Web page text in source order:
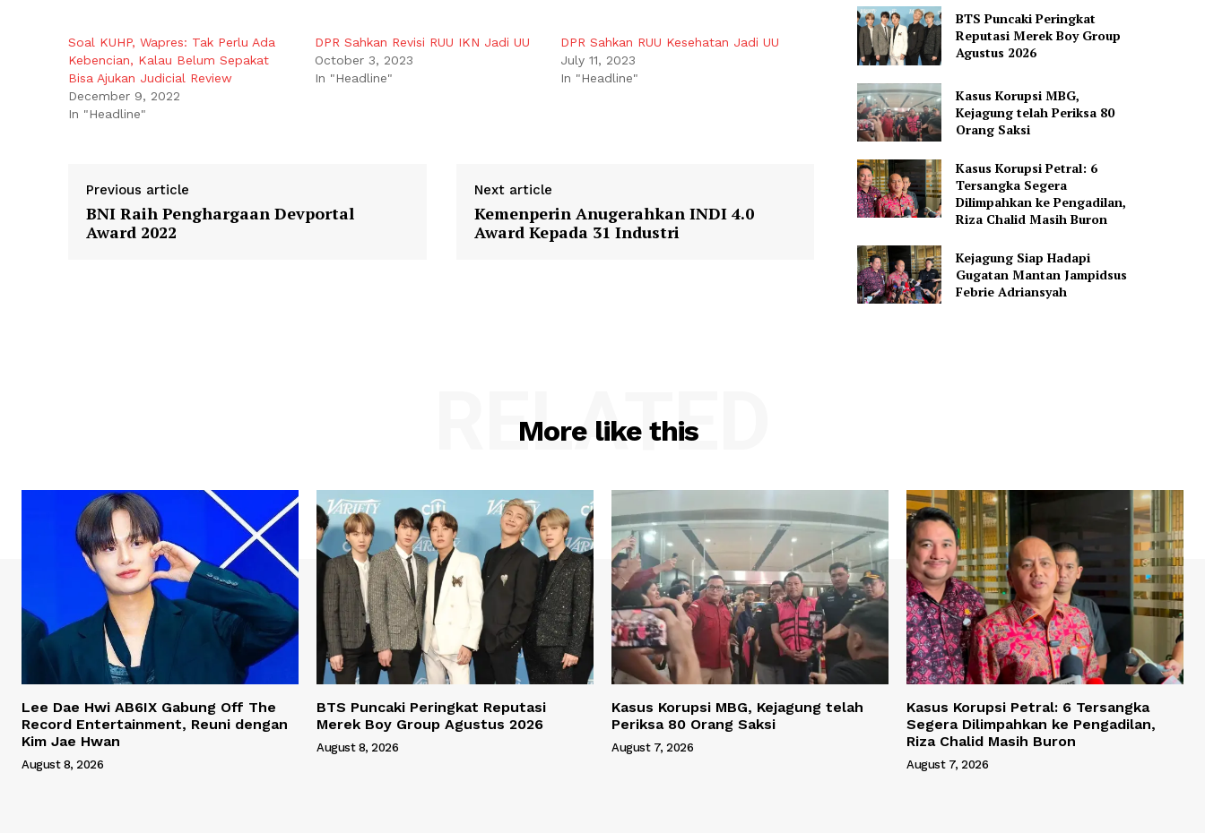
Soal KUHP, Wapres: Tak Perlu Ada
Kebencian, Kalau Belum Sepakat
Bisa Ajukan Judicial Review
December 9, 2022
In "Headline"
DPR Sahkan Revisi RUU IKN Jadi UU
October 3, 2023
In "Headline"
DPR Sahkan RUU Kesehatan Jadi UU
July 11, 2023
In "Headline"
Previous article
BNI Raih Penghargaan Devportal
Award 2022
Next article
Kemenperin Anugerahkan INDI 4.0
Award Kepada 31 Industri
BTS Puncaki Peringkat
Reputasi Merek Boy Group
Agustus 2026
Kasus Korupsi MBG,
Kejagung telah Periksa 80
Orang Saksi
Kasus Korupsi Petral: 6
Tersangka Segera
Dilimpahkan ke Pengadilan,
Riza Chalid Masih Buron
Kejagung Siap Hadapi
Gugatan Mantan Jampidsus
Febrie Adriansyah
More like this
RELATED
Lee Dae Hwi AB6IX Gabung Off The
Record Entertainment, Reuni dengan
Kim Jae Hwan
August 8, 2026
BTS Puncaki Peringkat Reputasi
Merek Boy Group Agustus 2026
August 8, 2026
Kasus Korupsi MBG, Kejagung telah
Periksa 80 Orang Saksi
August 7, 2026
Kasus Korupsi Petral: 6 Tersangka
Segera Dilimpahkan ke Pengadilan,
Riza Chalid Masih Buron
August 7, 2026